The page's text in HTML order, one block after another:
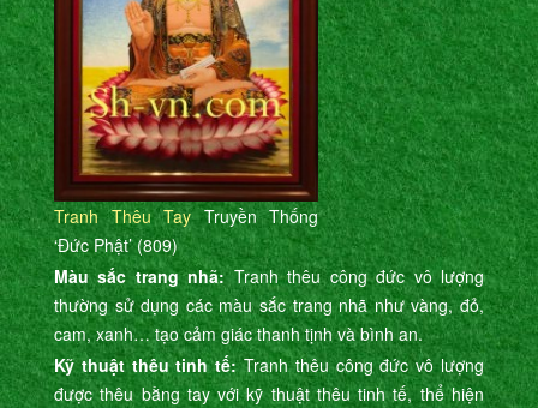
Tranh Thêu TayTruyền Thống
‘Đức Phật’ (809)
Màu sắc trang nhã:Tranh thêu công đức vô lượng
thường sử dụng các màu sắc trang nhã như vàng, đỏ,
cam, xanh… tạo cảm giác thanh tịnh và bình an.
Kỹ thuật thêu tinh tế:Tranh thêu công đức vô lượng
được thêu bằng tay với kỹ thuật thêu tinh tế, thể hiện